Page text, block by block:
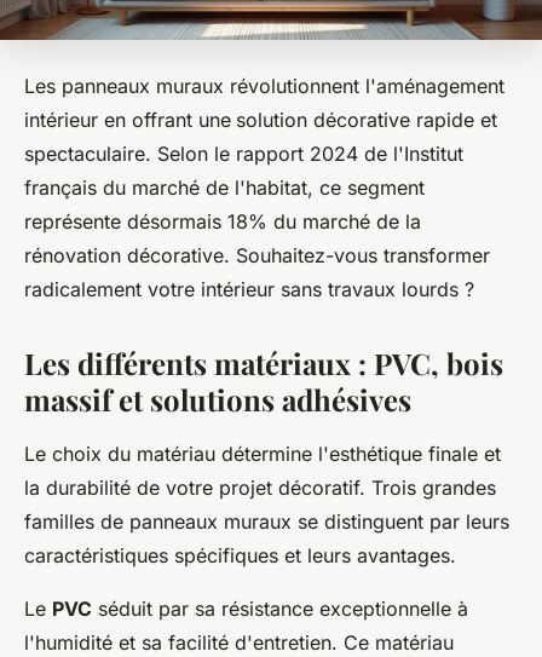
Les panneaux muraux révolutionnent l'aménagement
intérieur en offrant une solution décorative rapide et
spectaculaire. Selon le rapport 2024 de l'Institut
français du marché de l'habitat, ce segment
représente désormais 18% du marché de la
rénovation décorative. Souhaitez-vous transformer
radicalement votre intérieur sans travaux lourds ?
Les différents matériaux : PVC, bois
massif et solutions adhésives
Le choix du matériau détermine l'esthétique finale et
la durabilité de votre projet décoratif. Trois grandes
familles de panneaux muraux se distinguent par leurs
caractéristiques spécifiques et leurs avantages.
Le PVC séduit par sa résistance exceptionnelle à
l'humidité et sa facilité d'entretien. Ce matériau